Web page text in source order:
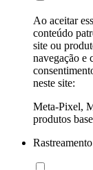
Ao aceitar
conteúdo
site ou
navegação e
neste site:
Meta-Pixel,
produtos